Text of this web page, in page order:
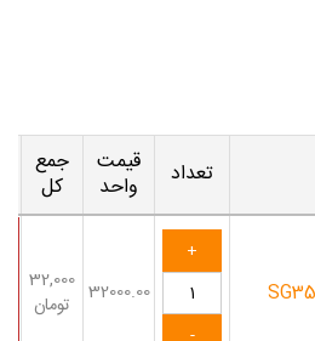
تعداد قیمت
واحد
جمع
کل
32000.00
32,000
تومان